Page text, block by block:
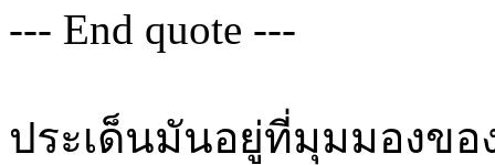
--- End quote ---
ประเด็นมันอยู่ที่มุมมองข